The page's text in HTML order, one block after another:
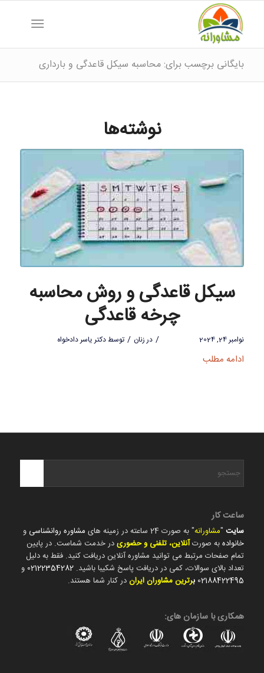
بایگانی برچسب برای: محاسبه سیکل قاعدگی و بارداری
نوشته‌ها
سیکل قاعدگی و روش محاسبه
چرخه قاعدگی
نوامبر 24, 2024 / درزنان / توسطدکتر یاسر دادخواه
ادامه مطلب
ساعت کار
سایت"مشاورانه" به صورت 24 ساعته در زمینه های مشاوره روانشناسی و
خانوادهبه صورتآنلاین، تلفنی و حضوریدر خدمت شماست. در پایین
تمام صفحات مرتبط می توانید مشاوره آنلاین دریافت کنید. فقط به دلیل
تعداد بالای سوالات، کمی در دریافت پاسخ شکیبا باشید. 02122354282 و
02188422495 برترین مشاوران ایراندر کنار شما هستند.
همکاری با سازمان های: